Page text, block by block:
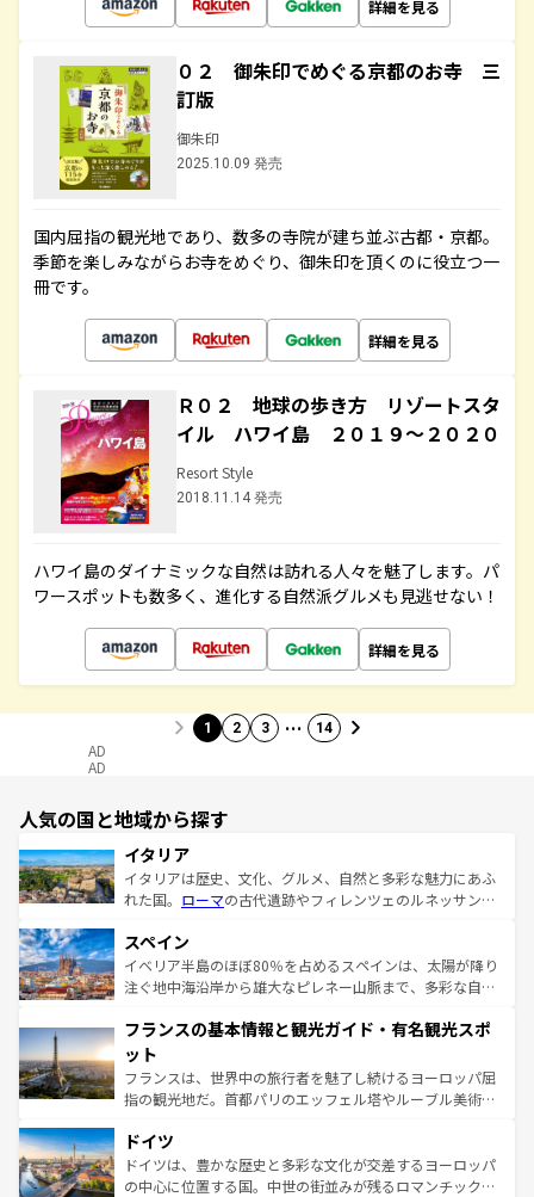
詳細を見る
０２ 御朱印でめぐる京都のお寺 三
訂版
御朱印
2025.10.09 発売
国内屈指の観光地であり、数多の寺院が建ち並ぶ古都・京都。
季節を楽しみながらお寺をめぐり、御朱印を頂くのに役立つ一
冊です。
詳細を見る
Ｒ０２ 地球の歩き方 リゾートスタ
イル ハワイ島 ２０１９～２０２０
Resort Style
2018.11.14 発売
ハワイ島のダイナミックな自然は訪れる人々を魅了します。パ
ワースポットも数多く、進化する自然派グルメも見逃せない！
詳細を見る
1 2 3 … 14
AD
AD
人気の国と地域から探す
イタリア
イタリアは歴史、文化、グルメ、自然と多彩な魅力にあふ
れた国。 ローマの古代遺跡やフィレンツェのルネッサンス
ろん、トスカーナの美しい田園風景やアマルフィ海岸の絶
景など、自然景観も見逃せない。観光の合間には、本場の
ピザやパスタなど、絶品のイタリア料理を堪能することも
ませてくれるイタリアで、忘れられない旅をしてみよう！
なお、新着のイタリア情報は
しい。
スペイン
イベリア半島のほぼ80％を占めるスペインは、太陽が降り
注ぐ地中海沿岸から雄大なピレネー山脈まで、多彩な自然
文化が根付くこの国では、情熱的なフラメンコ、熱気あふ
れる闘牛、そして美味しいタパスが生活の一部となってい
る。首都マドリードの洗練された雰囲気や、バルセロナの
アートに溢れた街角から、地方では古代ローマ遺跡や中世
せる。地方によって風土や気候が異なるスペインはその個
性で訪れる人を魅了する。 なお、新着のスペイン情報は コ
ンテンツ一覧を参照してほしい。
フランスの基本情報と観光ガイド・有名観光スポ
ット
フランスは、世界中の旅行者を魅了し続けるヨーロッパ屈
指の観光地だ。首都パリのエッフェル塔やルーブル美術館
で、幅広い魅力が詰まっている。華麗な宮殿、歴史的な大
聖堂、美しいビーチ、そして豊かな自然が、訪れる者を心
から魅了する。また、フランスは美食の国としても知ら
ドイツ
ドイツは、豊かな歴史と多彩な文化が交差するヨーロッパ
の中心に位置する国。中世の街並みが残るロマンチック街